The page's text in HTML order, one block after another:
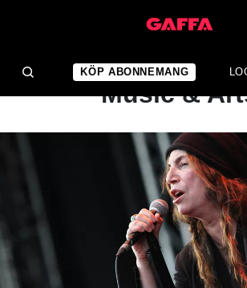
KÖP ABONNEMANG
KONSERTRECENSION
Patti Smith:
Music &